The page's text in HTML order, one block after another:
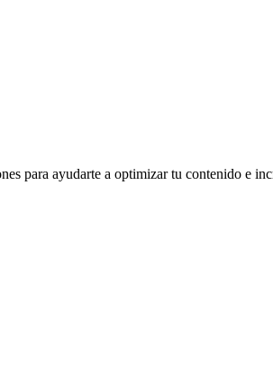
para ayudarte a optimizar tu contenido e